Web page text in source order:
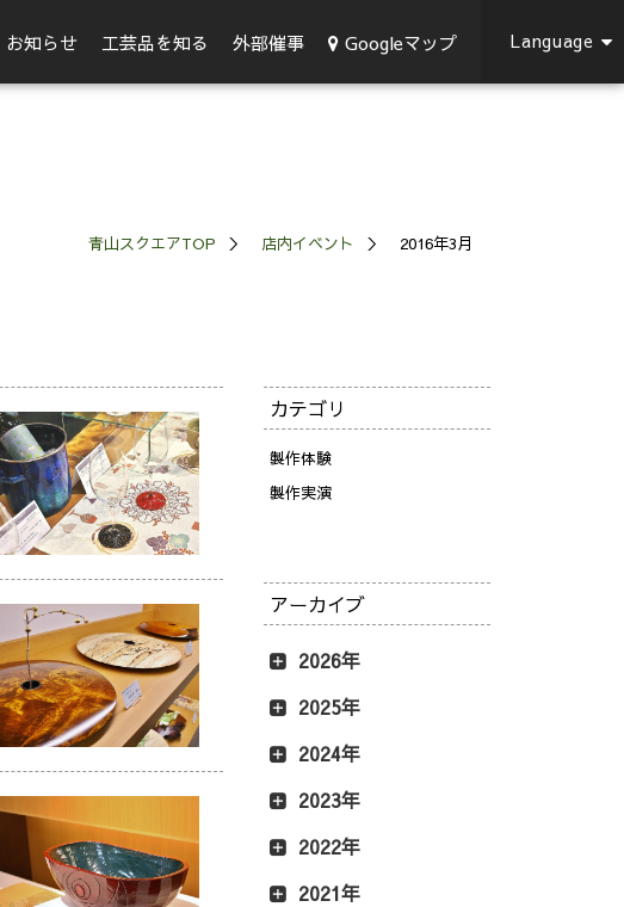
お知らせ 工芸品を知る 外部催事 Googleマップ Language
青山スクエアTOP 店内イベント 2016年3月
カテゴリ
製作体験
製作実演
アーカイブ
2026年
2025年
2024年
2023年
2022年
2021年